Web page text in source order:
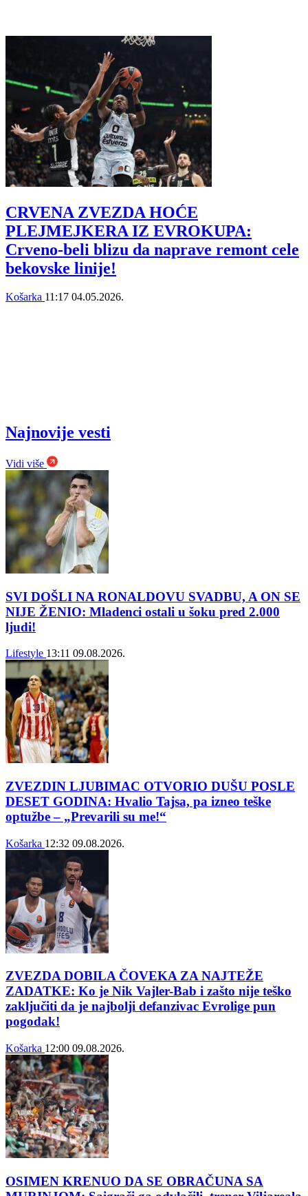
CRVENA ZVEZDA HOĆE
PLEJMEJKERA IZ EVROKUPA:
Crveno-beli blizu da naprave remont cele
bekovske linije!
Košarka 11:17 04.05.2026.
Najnovije vesti
Vidi više
SVI DOŠLI NA RONALDOVU SVADBU, A ON SE
NIJE ŽENIO: Mladenci ostali u šoku pred 2.000
ljudi!
Lifestyle 13:11 09.08.2026.
ZVEZDIN LJUBIMAC OTVORIO DUŠU POSLE
DESET GODINA: Hvalio Tajsa, pa izneo teške
optužbe – „Prevarili su me!“
Košarka 12:32 09.08.2026.
ZVEZDA DOBILA ČOVEKA ZA NAJTEŽE
ZADATKE: Ko je Nik Vajler-Bab i zašto nije teško
zaključiti da je najbolji defanzivac Evrolige pun
pogodak!
Košarka 12:00 09.08.2026.
OSIMEN KRENUO DA SE OBRAČUNA SA